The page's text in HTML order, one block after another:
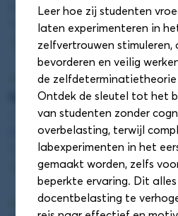
Edzard Geertsema (Hanze)
11:55 - 12:40
Details
Sessieronde 1
Quantum awareness
Cintia Perugachi (Universiteit
(De Haagse Hogeschool)
11:55 - 12:40
Details
Sessieronde 1
Leer hoe zij studenten
laten experimenteren in
zelfvertrouwen stimuleren,
bevorderen en veilig
de zelfdeterminatietheorie
Ontdek de sleutel tot het
van studenten zonder
overbelasting, terwijl
labexperimenten in het
gemaakt worden, zelfs
beperkte ervaring. Dit
docentbelasting te